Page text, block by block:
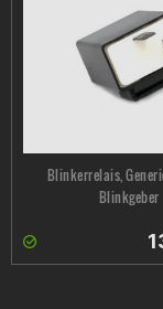
Blinkerrelais,
Blinkgeber